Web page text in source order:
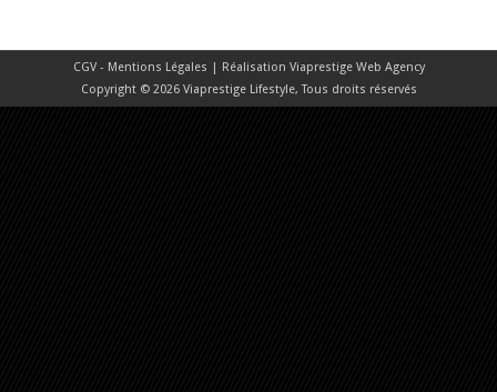
CGV - Mentions Légales | Réalisation Viaprestige Web Agency
Copyright © 2026 Viaprestige Lifestyle, Tous droits réservés